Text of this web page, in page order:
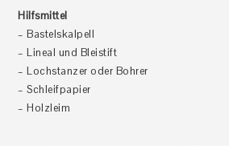
Hilfsmittel
– Bastelskalpell
– Lineal und Bleistift
– Lochstanzer oder Bohrer
– Schleifpapier
– Holzleim